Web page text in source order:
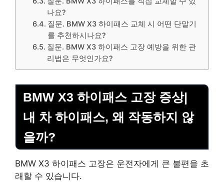
나요?
질문. BMW X3 하이패스 교체 시 어떤 단말기
를 추천하시나요?
질문. BMW X3 하이패스 고장 예방을 위한 관
리법은 무엇인가요?
BMW X3 하이패스 고장 증상|
내 차 하이패스, 왜 작동하지 않
을까?
BMW X3 하이패스 고장은 운전자에게 큰 불편을 초
래할 수 있습니다.